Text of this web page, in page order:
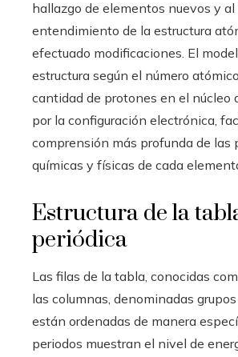
hallazgo de elementos nuevos y al
entendimiento de la estructura
efectuado modificaciones. El
estructura según el número
cantidad de protones en el núcleo
por la configuración electrónica,
comprensión más profunda de las
químicas y físicas de cada
Estructura de la
periódica
Las filas de la tabla, conocidas
las columnas, denominadas
están ordenadas de manera
periodos muestran el nivel de